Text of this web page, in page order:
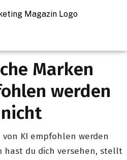
Marken
werden
KI empfohlen werden
hast du dich versehen, stellt